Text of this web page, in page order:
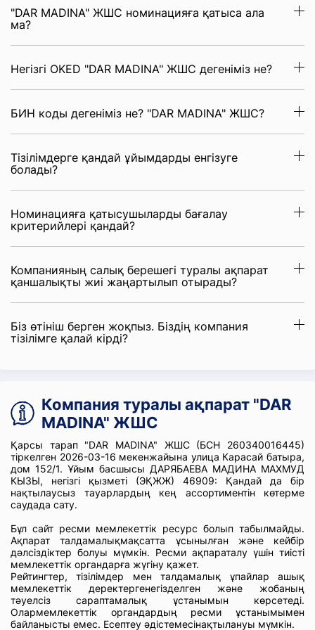
"DAR MADINA" ЖШС номинацияға қатыса ала
ма?
Негізгі OKED "DAR MADINA" ЖШС дегеніміз не?
БИН коды дегеніміз не? "DAR MADINA" ЖШС?
Тізілімдерге қандай ұйымдарды енгізуге
болады?
Номинацияға қатысушыларды бағалау
критерийлері қандай?
Компанияның салық берешегі туралы ақпарат
қаншалықты жиі жаңартылып отырады?
Біз өтініш берген жоқпыз. Біздің компания
тізілімге қалай кірді?
Компания туралы ақпарат "DAR
MADINA" ЖШС
Қарсы тарап "DAR MADINA" ЖШС (БСН 260340016445)
тіркелген 2026-03-16 мекенжайына улица Карасай батыра,
дом 152/1. Ұйым басшысы ДАРЯБАЕВА МАДИНА МАХМУД
КЫЗЫ, негізгі қызметі (ЭҚЖЖ) 46909: Қандай да бір
нақтылаусыз тауарлардың кең ассортиментін көтерме
саудада сату.
Бұл сайт ресми мемлекеттік ресурс болып табылмайды.
Ақпарат талдамалықмақсатта ұсынылған және кейбір
дәлсіздіктер болуы мүмкін. Ресми ақпараталу үшін тиісті
мемлекеттік органдарға жүгіну қажет.
Рейтингтер, тізілімдер мен талдамалық ұпайлар ашық
мемлекеттік деректергенегізделген және жобаның
тәуелсіз сараптамалық ұстанымын көрсетеді.
Олармемлекеттік органдардың ресми ұстанымымен
байланысты емес. Есептеу әдістемесінақтылануы мүмкін.